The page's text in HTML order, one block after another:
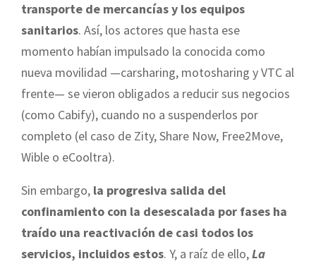
transporte de mercancías y los equipos
sanitarios. Así, los actores que hasta ese
momento habían impulsado la conocida como
nueva movilidad —carsharing, motosharing y VTC al
frente— se vieron obligados a reducir sus negocios
(como Cabify), cuando no a suspenderlos por
completo (el caso de Zity, Share Now, Free2Move,
Wible o eCooltra).
Sin embargo, la progresiva salida del
confinamiento con la desescalada por fases ha
traído una reactivación de casi todos los
servicios, incluidos estos. Y, a raíz de ello,La